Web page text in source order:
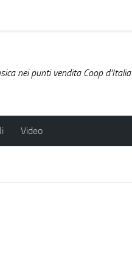
nei punti vendita Coop d'Italia
Video